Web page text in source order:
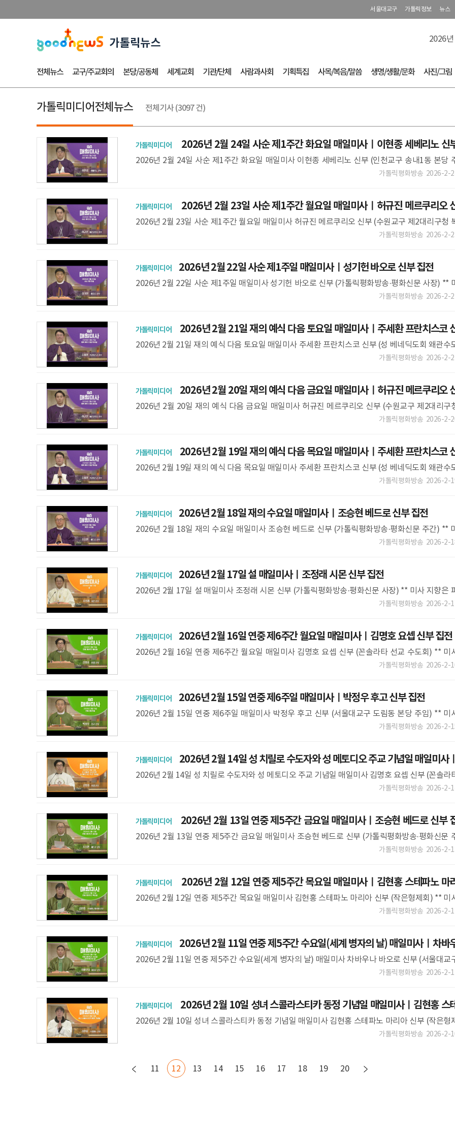
서울대교구 가톨릭정보 뉴스
2026
전체뉴스 교구/주교회의 본당/공동체 세계교회 기관/단체 사람과사회 기획특집 사목/복음/말씀 생명/생활/문화 사진/그림
가톨릭미디어전체뉴스 전체기사 (3097 건)
가톨릭미디어2026년 2월 24일 사순 제1주간 화요일 매일미사ㅣ이현종 세베리노 신
집전
2026년 2월 24일 사순 제1주간 화요일 매일미사 이현종 세베리노 신부 (인천교구 송내1동 본당
임) ** 미사 지향은 파견 성가 후 확인하실 수 있습니다.이 점 착오 없으시길 바랍니다. **
가톨릭평화방송 2026-2-
가톨릭미디어2026년 2월 23일 사순 제1주간 월요일 매일미사ㅣ허규진 메르쿠리오
부 집전
2026년 2월 23일 사순 제1주간 월요일 매일미사 허규진 메르쿠리오 신부 (수원교구 제2대리구청
음화3국장) ** 미사 지향은 파견 성가 후 확인하실 수 있습니다.이 점 착오 없으시길 바랍니다. **
가톨릭평화방송 2026-2-
가톨릭미디어2026년 2월 22일 사순 제1주일 매일미사ㅣ성기헌 바오로 신부 집전
2026년 2월 22일 사순 제1주일 매일미사 성기헌 바오로 신부 (가톨릭평화방송·평화신문 사장) ** 미
사 지향은 파견 성가 후 확인하실 수 있습니다.이 점 착오 없으시길 바랍니다. **가톨릭평화방송 2026-2-
가톨릭미디어2026년 2월 21일 재의 예식 다음 토요일 매일미사ㅣ주세환 프란치스코
부 집전
2026년 2월 21일 재의 예식 다음 토요일 매일미사 주세환 프란치스코 신부 (성 베네딕도회 왜관수
원) ** 미사 지향은 파견 성가 후 확인하실 수 있습니다.이 점 착오 없으시길 바랍니다. **
가톨릭평화방송 2026-2-
가톨릭미디어2026년 2월 20일 재의 예식 다음 금요일 매일미사ㅣ허규진 메르쿠리오
부 집전
2026년 2월 20일 재의 예식 다음 금요일 매일미사 허규진 메르쿠리오 신부 (수원교구 제2대리구
복음화3국장) ** 미사 지향은 파견 성가 후 확인하실 수 있습니다.이 점 착오 없으시길 바랍니다. *
가톨릭평화방송 2026-2-
가톨릭미디어2026년 2월 19일 재의 예식 다음 목요일 매일미사ㅣ주세환 프란치스코
부 집전
2026년 2월 19일 재의 예식 다음 목요일 매일미사 주세환 프란치스코 신부 (성 베네딕도회 왜관수
원) ** 미사 지향은 파견 성가 후 확인하실 수 있습니다.이 점 착오 없으시길 바랍니다. **
가톨릭평화방송 2026-2-
가톨릭미디어2026년 2월 18일 재의 수요일 매일미사ㅣ조승현 베드로 신부 집전
2026년 2월 18일 재의 수요일 매일미사 조승현 베드로 신부 (가톨릭평화방송·평화신문 주간) ** 미
사 지향은 파견 성가 후 확인하실 수 있습니다.이 점 착오 없으시길 바랍니다. **가톨릭평화방송 2026-2-
가톨릭미디어2026년 2월 17일 설 매일미사ㅣ조정래 시몬 신부 집전
2026년 2월 17일 설 매일미사 조정래 시몬 신부 (가톨릭평화방송·평화신문 사장) ** 미사 지향은
가톨릭평화방송 2026-2-
가톨릭미디어2026년 2월 16일 연중 제6주간 월요일 매일미사ㅣ김명호 요셉 신부 집전
2026년 2월 16일 연중 제6주간 월요일 매일미사 김명호 요셉 신부 (꼰솔라타 선교 수도회) ** 미
지향은 파견 성가 후 확인하실 수 있습니다.이 점 착오 없으시길 바랍니다. ** ** 매일미
가톨릭평화방송 2026-2-
가톨릭미디어2026년 2월 15일 연중 제6주일 매일미사ㅣ박정우 후고 신부 집전
2026년 2월 15일 연중 제6주일 매일미사 박정우 후고 신부 (서울대교구 도림동 본당 주임) ** 미
지향은 파견 성가 후 확인하실 수 있습니다.이 점 착오 없으시길 바랍니다. ** ** 매일미
가톨릭평화방송 2026-2-
가톨릭미디어2026년 2월 14일 성 치릴로 수도자와 성 메토디오 주교 기념일 매일미사ㅣ
김명호 요셉 신부 집전
2026년 2월 14일 성 치릴로 수도자와 성 메토디오 주교 기념일 매일미사 김명호 요셉 신부 (꼰솔라
선교수도회) ** 미사 지향은 파견 성가 후 확인하실 수 있습니다.이 점 착오 없으시길 바랍니다.
가톨릭평화방송 2026-2-
가톨릭미디어2026년 2월 13일 연중 제5주간 금요일 매일미사ㅣ조승현 베드로 신부
전
2026년 2월 13일 연중 제5주간 금요일 매일미사 조승현 베드로 신부 (가톨릭평화방송·평화신문
간) ** 미사 지향은 파견 성가 후 확인하실 수 있습니다.이 점 착오 없으시길 바랍니다.
가톨릭평화방송 2026-2-
가톨릭미디어2026년 2월 12일 연중 제5주간 목요일 매일미사ㅣ김현홍 스테파노 마
아 신부 집전
2026년 2월 12일 연중 제5주간 목요일 매일미사 김현홍 스테파노 마리아 신부 (작은형제회) ** 미
지향은 파견 성가 후 확인하실 수 있습니다.이 점 착오 없으시길 바랍니다. ** ** 매일미
가톨릭평화방송 2026-2-
가톨릭미디어2026년 2월 11일 연중 제5주간 수요일(세계 병자의 날) 매일미사ㅣ차바
나 바오로 신부 집전
2026년 2월 11일 연중 제5주간 수요일(세계 병자의 날) 매일미사 차바우나 바오로 신부 (서울대교
가톨릭대학교 서울성모병원 영성부장) ** 미사 지향은 파견 성가 후 확인하실 수 있습니다.이 점 착
가톨릭평화방송 2026-2-
가톨릭미디어2026년 2월 10일 성녀 스콜라스티카 동정 기념일 매일미사ㅣ김현홍 스
파노 마리아 신부 집전
2026년 2월 10일 성녀 스콜라스티카 동정 기념일 매일미사 김현홍 스테파노 마리아 신부 (작은형제
회) ** 미사 지향은 파견 성가 후 확인하실 수 있습니다.이 점 착오 없으시길 바랍니다. ** *
가톨릭평화방송 2026-2-
11 12 13 14 15 16 17 18 19 20